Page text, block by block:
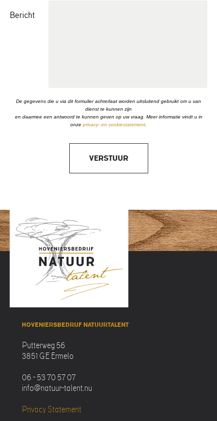
Bericht
De gegevens die u via dit formulier achterlaat worden uitsluitend gebruikt om u van
dienst te kunnen zijn
en daarmee een antwoord te kunnen geven op uw vraag. Meer informatie vindt u in
onze privacy- en cookiestatement
VERSTUUR
HOVENIERSBEDRIJF NATUURTALENT
Putterweg 56
3851 GE Ermelo
06 - 53 70 57 07
info@natuur-talent.nu
Privacy Statement